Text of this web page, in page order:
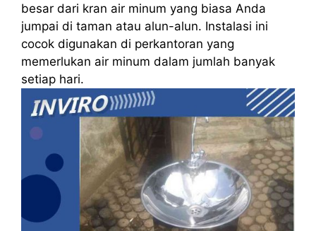
besar dari kran air minum yang biasa Anda
jumpai di taman atau alun-alun. Instalasi ini
cocok digunakan di perkantoran yang
memerlukan air minum dalam jumlah banyak
setiap hari.